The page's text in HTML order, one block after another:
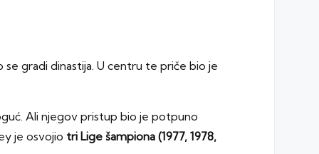
gradi dinastija. U centru te priče bio je
Ali njegov pristup bio je potpuno
je osvojio tri Lige šampiona (1977, 1978,